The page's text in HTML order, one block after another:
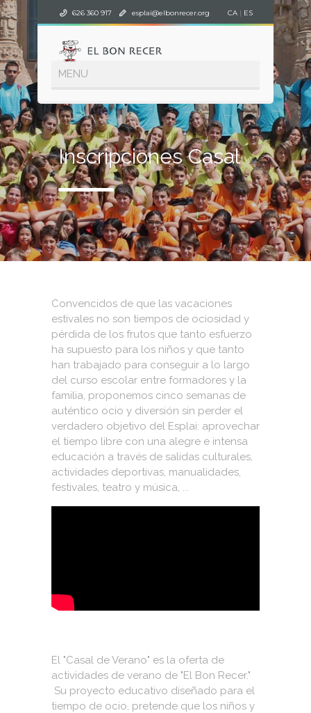
626 360 917 esplai@elbonrecer.org CA | ES
Inscripciones Casal
Convencidos de que las vacaciones
estivales no son tiempos de ociosidad y
pérdida de los frutos que tanto esfuerzo
ha supuesto para los niños y que tanto
han trabajado para conseguir a lo largo
del curso escolar entre formadores y la
familia, proponemos cinco semanas de
auténtico ocio y diversión sin perder el
verdadero objetivo del Esplai: aprovechar
el tiempo libre con una alegre e intensa
educación a través de salidas culturales,
actividades deportivas, manualidades,
festivales, teatro y música, ...
El "Casal de Verano" es la oferta de
actividades de verano de "El Bon Recer."
Su proyecto educativo diseñado para el
tiempo de ocio, pretende que los niños y